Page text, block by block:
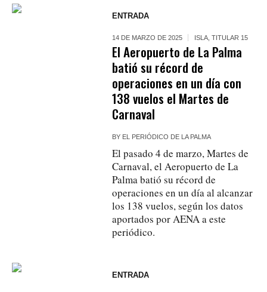
ENTRADA
14 DE MARZO DE 2025 ISLA ,TITULAR 15
El Aeropuerto de La Palma
batió su récord de
operaciones en un día con
138 vuelos el Martes de
Carnaval
BY EL PERIÓDICO DE LA PALMA
El pasado 4 de marzo, Martes de
Carnaval, el Aeropuerto de La
Palma batió su récord de
operaciones en un día al alcanzar
los 138 vuelos, según los datos
aportados por AENA a este
periódico.
ENTRADA